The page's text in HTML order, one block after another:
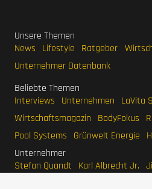
Unsere Themen
News
Lifestyle Ratgeber
Unternehmer Datenbank
Beliebte Themen
Interviews
Unternehmen LaVita
Wirtschaftsmagazin
BodyFokus
Pool Systems
Grünwelt Energie
Unternehmer
Stefan Quandt
Karl Albrecht Jr.